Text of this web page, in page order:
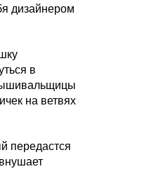
дизайнером
в
на ветвях
передастся